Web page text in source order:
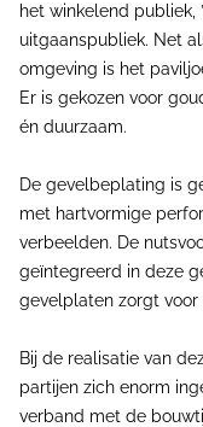
het winkelend publiek,
uitgaanspubliek. Net
omgeving is het
Er is gekozen voor
én duurzaam.
De gevelbeplating is
met hartvormige
verbeelden. De
geïntegreerd in deze
gevelplaten zorgt voor
Bij de realisatie van
partijen zich enorm
verband met de